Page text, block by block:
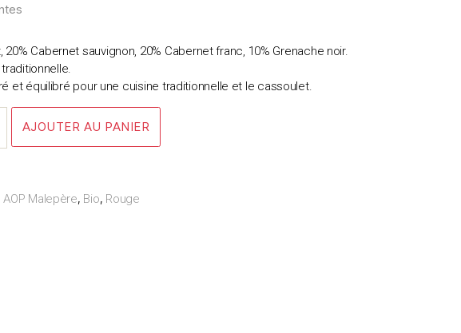
20% Cabernet sauvignon, 20% Cabernet franc, 10% Grenache noir.
et équilibré pour une cuisine traditionnelle et le cassoulet.
AJOUTER AU PANIER
AOP Malepère, Bio, Rouge